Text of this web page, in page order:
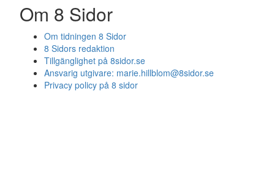
Om 8 Sidor
Om tidningen 8 Sidor
8 Sidors redaktion
Tillgänglighet på 8sidor.se
Ansvarig utgivare: marie.hillblom@8sidor.se
Privacy policy på 8 sidor